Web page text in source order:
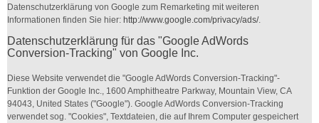
Datenschutzerklärung von Google zum Remarketing mit weiteren
Informationen finden Sie hier: http://www.google.com/privacy/ads/.
Datenschutzerklärung für das "Google AdWords
Conversion-Tracking" von Google Inc.
Diese Website verwendet die "Google AdWords Conversion-Tracking"-
Funktion der Google Inc., 1600 Amphitheatre Parkway, Mountain View, CA
94043, United States ("Google"). Google AdWords Conversion-Tracking
verwendet sog. "Cookies", Textdateien, die auf Ihrem Computer gespeichert